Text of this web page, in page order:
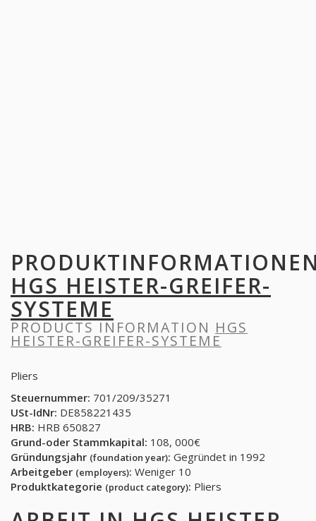
HGS HEISTER-GREIFER-
SYSTEME
PRODUCTS INFORMATION HGS
HEISTER-GREIFER-SYSTEME
Pliers
Steuernummer: 701/209/35271
USt-IdNr: DE858221435
HRB: HRB 650827
Grund-oder Stammkapital: 108, 000€
Gründungsjahr (foundation year): Gegründet in 1992
Arbeitgeber (employers): Weniger 10
Produktkategorie (product category): Pliers